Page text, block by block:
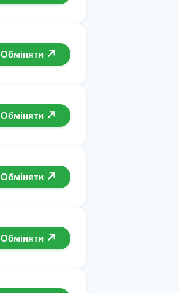
Обміняти
Обміняти
Обміняти
Обміняти